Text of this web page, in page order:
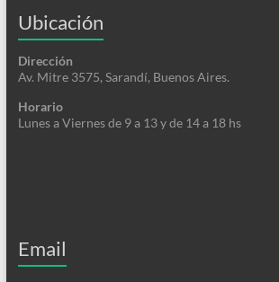
Ubicación
Dirección
Av. Mitre 3575, Sarandí, Buenos Aires.
Horario
Lunes a Viernes de 9 a 13 y de 14 a 18 hs
Email